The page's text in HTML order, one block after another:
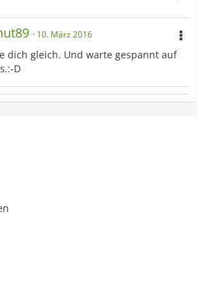
10. März 2016
dich gleich. Und warte gespannt auf
D